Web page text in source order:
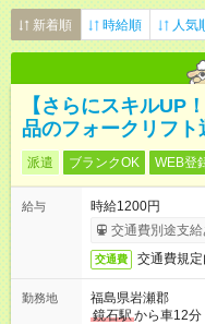
新着順 時給順 人気
【さらにスキルUP
品のフォークリフ
派遣 ブランクOK WEB登
給与
時給1200円
交通費別途支給
交通費 交通費規
勤務地
福島県岩瀬郡
鏡石駅から車12分